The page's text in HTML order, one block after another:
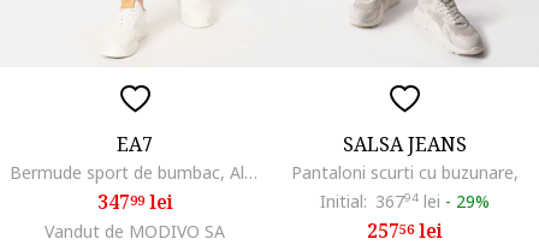
EA7
Bermude sport de bumbac, Alb/Bleumarin
34799lei
Vandut de MODIVO SA
SALSA JEANS
Pantaloni scurti cu buzunare,
Initial: 36794lei - 29%
25756lei